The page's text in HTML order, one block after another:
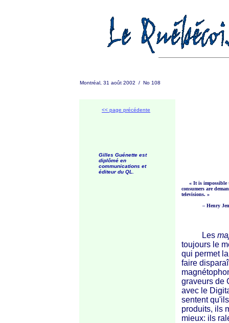
Montréal, 31 août 2002 / No 108
<< page précédente
Gilles Guénette est
diplômé en
communications et
éditeur du QL.
« It is impossible
consumers are
televisions. »
– Henry
Les
toujours le
qui permet
faire
graveurs de
avec le
sentent
produits, ils
mieux: ils